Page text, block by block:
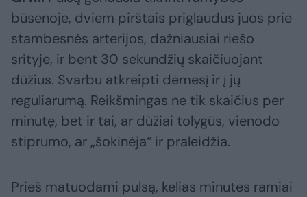
būsenoje, dviem pirštais priglaudus juos prie
stambesnės arterijos, dažniausiai riešo
srityje, ir bent 30 sekundžių skaičiuojant
dūžius. Svarbu atkreipti dėmesį ir į jų
reguliarumą. Reikšmingas ne tik skaičius per
minutę, bet ir tai, ar dūžiai tolygūs, vienodo
stiprumo, ar „šokinėja“ ir praleidžia.
Prieš matuodami pulsą, kelias minutes ramiai